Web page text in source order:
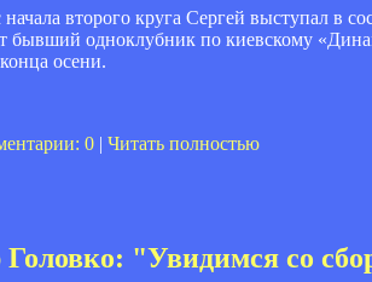
второго круга Сергей выступал в
бывший одноклубник по киевскому
осени.
0 | Читать полностью
Головко: "Увидимся со